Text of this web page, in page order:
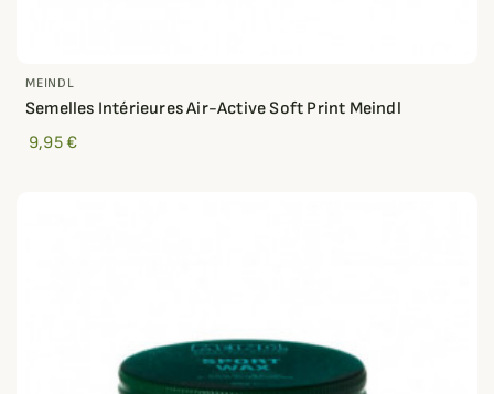
MEINDL
Semelles Intérieures Air-Active Soft Print Meindl
9,95 €